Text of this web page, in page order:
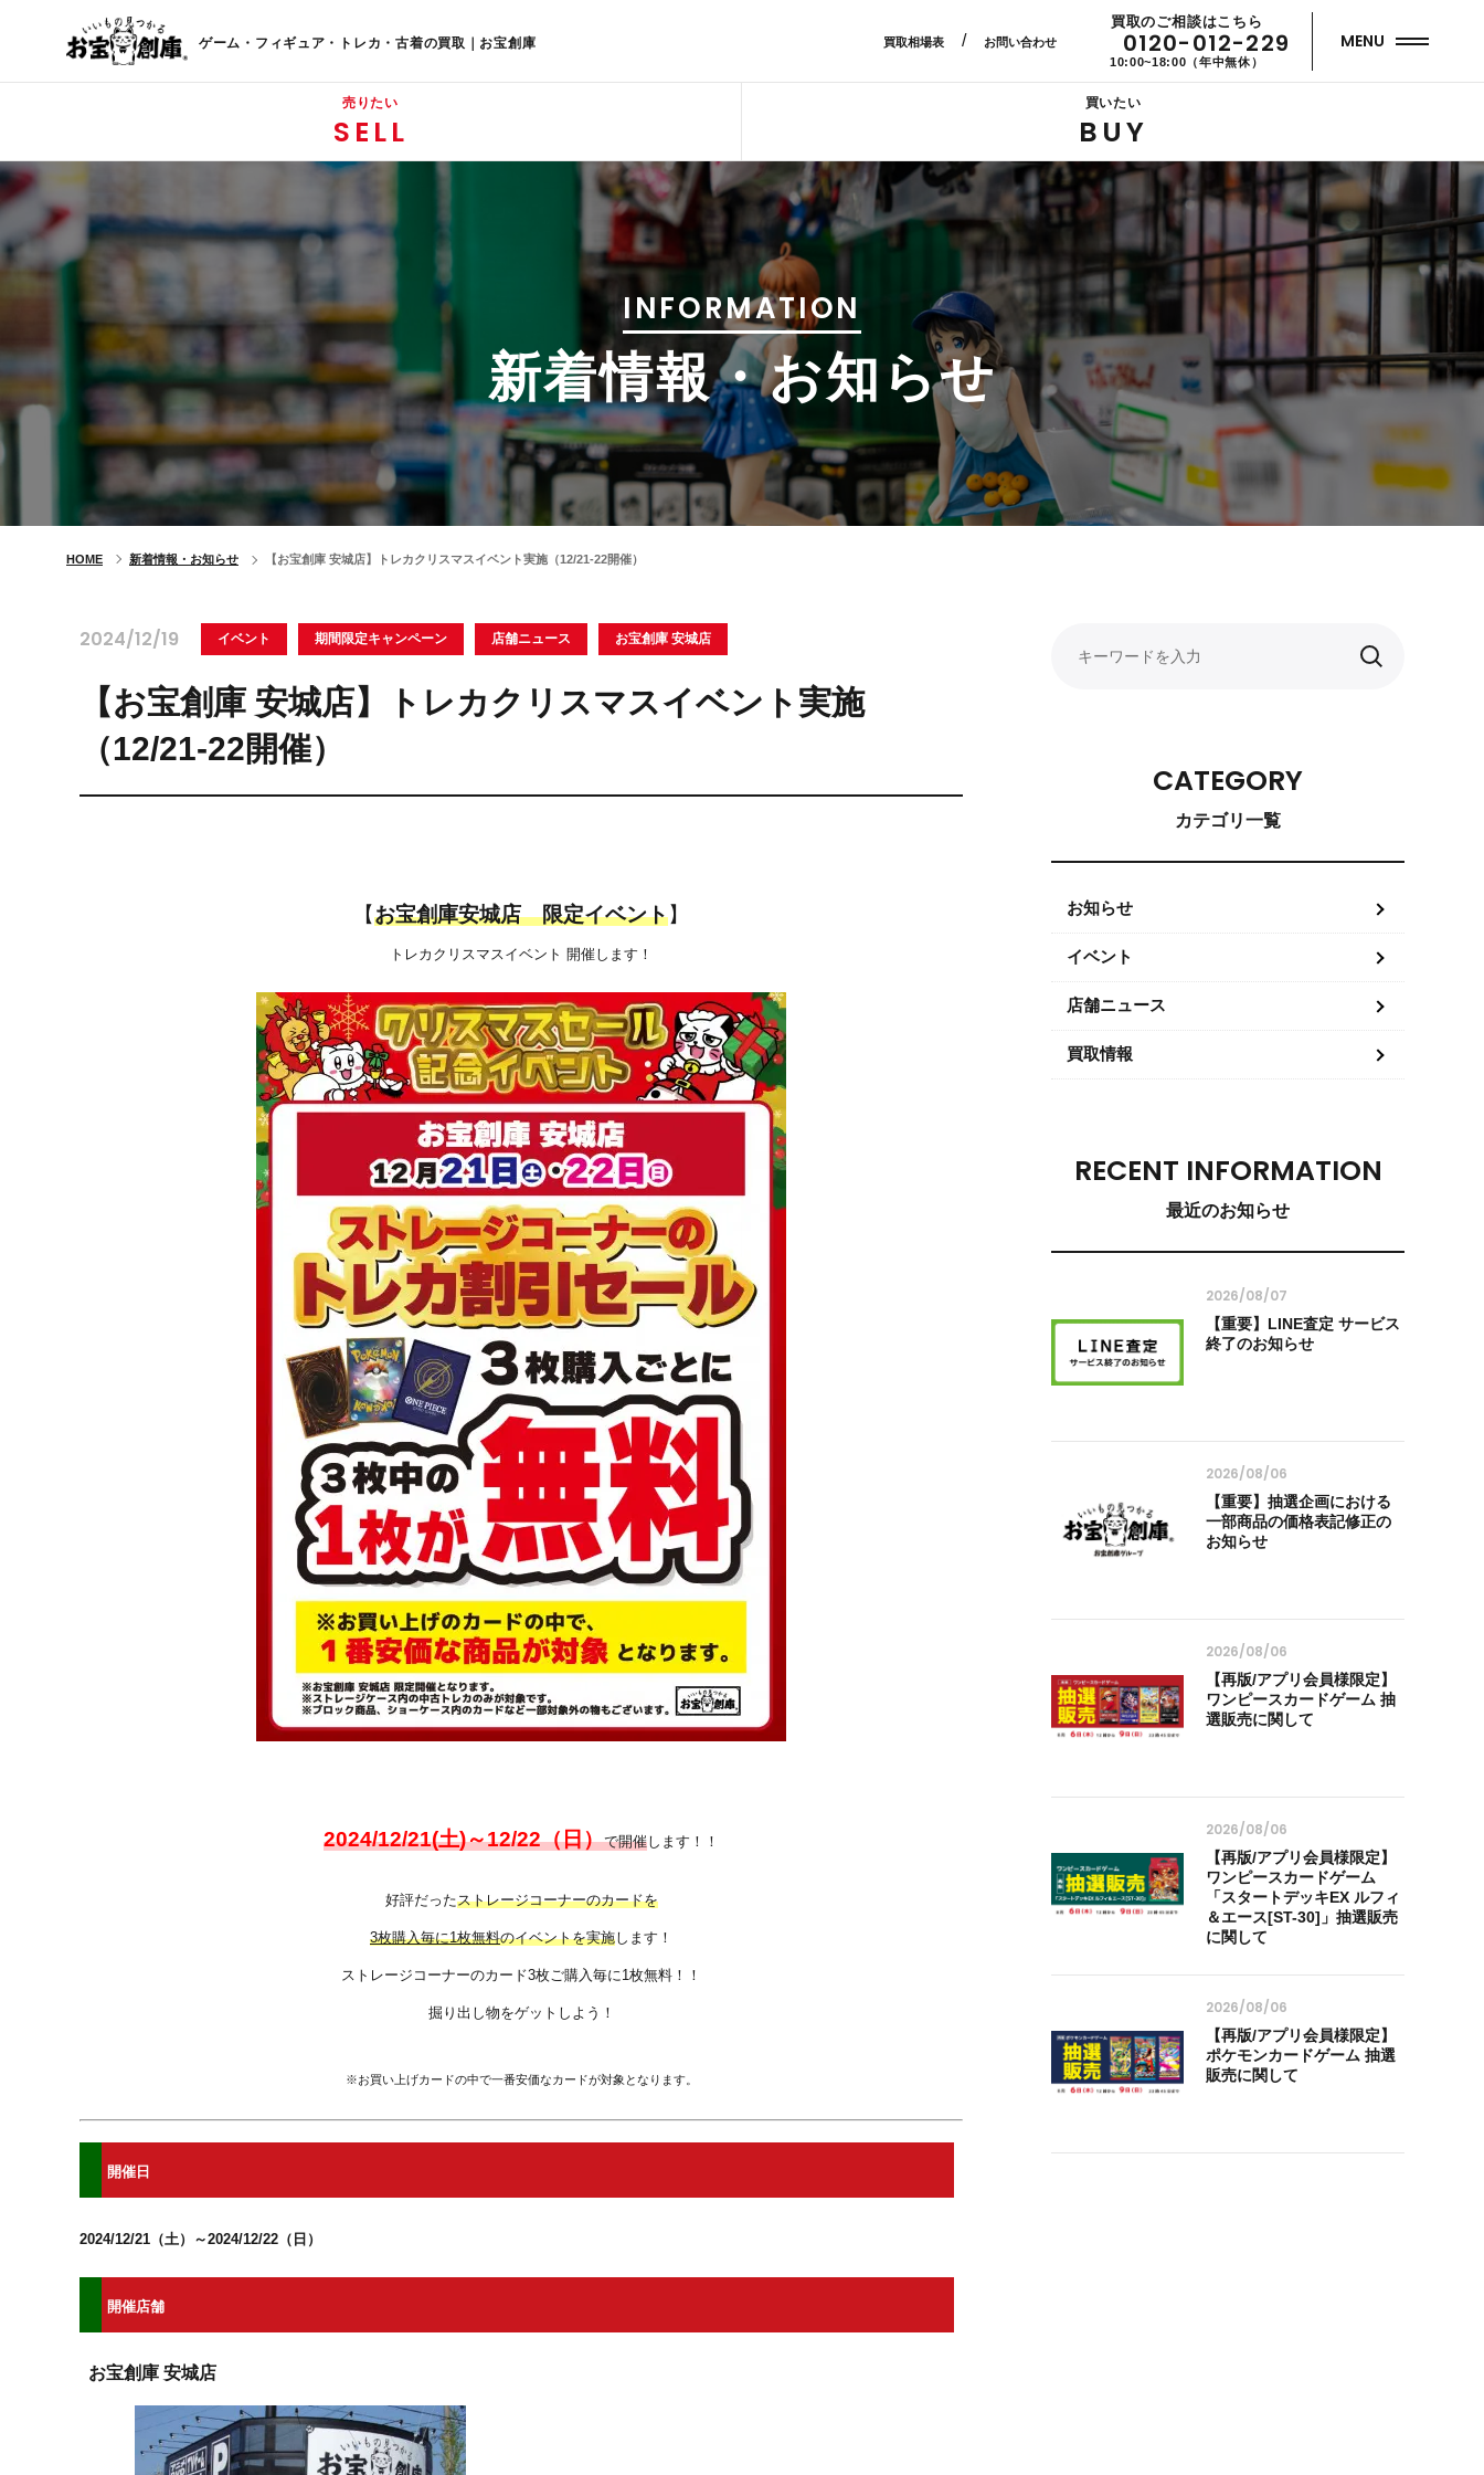
ゲーム・フィギュア・トレカ・古着の買取｜お宝創庫 買取相場表/ お問い合わせ
買取のご相談はこちら
0120-012-229
10:00~18:00（年中無休）
MENU
売りたい
SELL
買いたい
BUY
INFORMATION
新着情報・お知らせ
HOME 新着情報・お知らせ 【お宝創庫 安城店】トレカクリスマスイベント実施（12/21-22開催）
2024/12/19 イベント 期間限定キャンペーン 店舗ニュース お宝創庫 安城店
【お宝創庫 安城店】トレカクリスマスイベント実施
（12/21-22開催）
【お宝創庫安城店 限定イベント】
トレカクリスマスイベント 開催します！
2024/12/21(土)～12/22（日）で開催します！！
好評だったストレージコーナーのカードを
3枚購入毎に1枚無料のイベントを実施します！
ストレージコーナーのカード3枚ご購入毎に1枚無料！！
掘り出し物をゲットしよう！
※お買い上げカードの中で一番安価なカードが対象となります。
開催日
2024/12/21（土）～2024/12/22（日）
開催店舗
お宝創庫 安城店
CATEGORY
カテゴリ一覧
お知らせ
イベント
店舗ニュース
買取情報
RECENT INFORMATION
最近のお知らせ
2026/08/07
【重要】LINE査定 サービス
終了のお知らせ
2026/08/06
【重要】抽選企画における
一部商品の価格表記修正の
お知らせ
2026/08/06
【再版/アプリ会員様限定】
ワンピースカードゲーム 抽
選販売に関して
2026/08/06
【再版/アプリ会員様限定】
ワンピースカードゲーム
「スタートデッキEX ルフィ
＆エース[ST-30]」抽選販売
に関して
2026/08/06
【再版/アプリ会員様限定】
ポケモンカードゲーム 抽選
販売に関して